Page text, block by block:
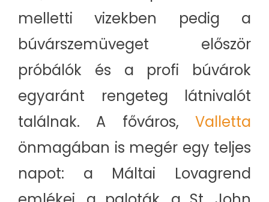
melletti vizekben pedig a
búvárszemüveget először
próbálók és a profi búvárok
egyaránt rengeteg látnivalót
találnak. A főváros, Valletta
önmagában is megér egy teljes
napot: a Máltai Lovagrend